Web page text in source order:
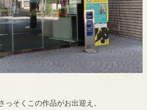
っそくこの作品がお出迎え。